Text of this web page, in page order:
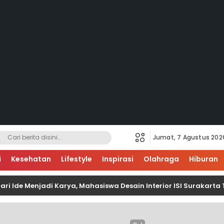
Jumat, 7 Agustus
Kesehatan Lifestyle Inspirasi Olahraga Hiburan
Menjadi Karya, Mahasiswa Desain Interior ISI Surakarta Terjun